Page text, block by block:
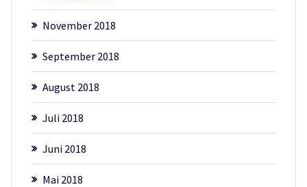
November 2018
September 2018
August 2018
Juli 2018
Juni 2018
Mai 2018